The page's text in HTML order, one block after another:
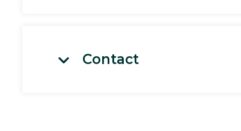
Contact